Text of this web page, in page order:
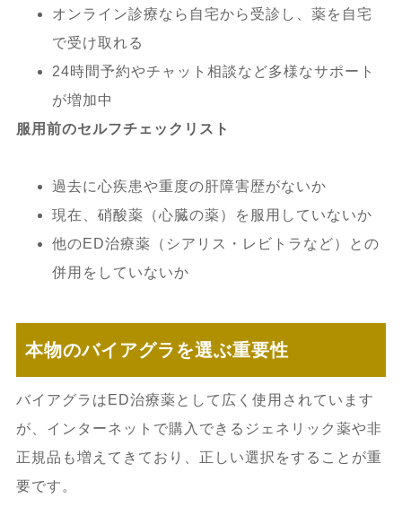
オンライン診療なら自宅から受診し、薬を自宅
で受け取れる
24時間予約やチャット相談など多様なサポート
が増加中
服用前のセルフチェックリスト
過去に心疾患や重度の肝障害歴がないか
現在、硝酸薬（心臓の薬）を服用していないか
他のED治療薬（シアリス・レビトラなど）との
併用をしていないか
本物のバイアグラを選ぶ重要性
バイアグラはED治療薬として広く使用されています
が、インターネットで購入できるジェネリック薬や非
正規品も増えてきており、正しい選択をすることが重
要です。